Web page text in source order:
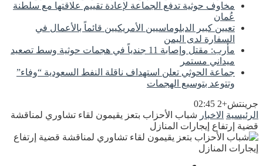
مخاوف حوثية تدفع الجماعة لإعادة تقييم علاقتها مع سلطنة
عُمان
تعيين كبير الدبلوماسيين الأمريكيين قائماً بالأعمال في
السفارة لدى اليمن
مأرب: مقتل وإصابة 11 جندياً في هجمات حوثية وسط تصعيد
ميداني مستمر
جماعة الحوثي تعلن استهداف ناقلة النفط السعودية “وفاء”
وتتوعد بتوسيع الهجمات
جرينتش+2 02:45
الرئيسية الاخبار شباب الأحزاب بتعز يقيمون لقاء تشاوري لمناقشة
قضية إرتفاع إيجارات المنازل